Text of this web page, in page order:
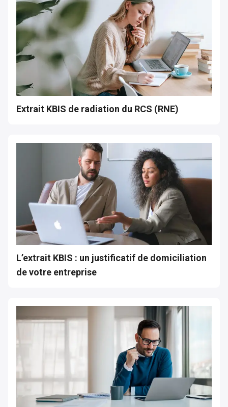
Extrait KBIS de radiation du RCS (RNE)
L’extrait KBIS : un justificatif de domiciliation
de votre entreprise